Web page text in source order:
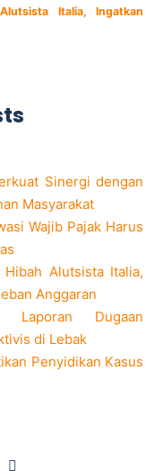
Italia, Ingatkan
Sinergi dengan
Masyarakat
Wajib Pajak Harus
Alutsista Italia,
Anggaran
Laporan Dugaan
di Lebak
Penyidikan Kasus